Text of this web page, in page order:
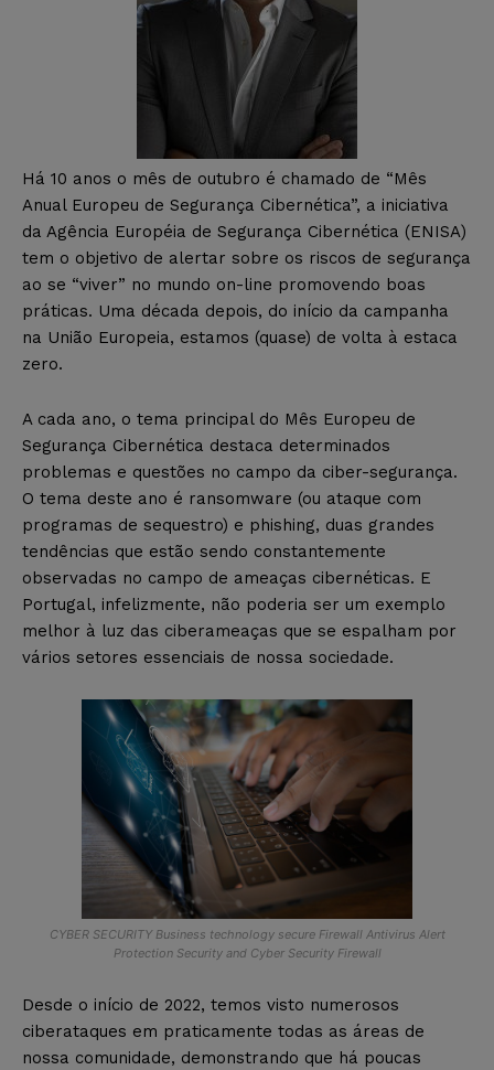
Há 10 anos o mês de outubro é chamado de “Mês
Anual Europeu de Segurança Cibernética”, a iniciativa
da Agência Européia de Segurança Cibernética (ENISA)
tem o objetivo de alertar sobre os riscos de segurança
ao se “viver” no mundo on-line promovendo boas
práticas. Uma década depois, do início da campanha
na União Europeia, estamos (quase) de volta à estaca
zero.
A cada ano, o tema principal do Mês Europeu de
Segurança Cibernética destaca determinados
problemas e questões no campo da ciber-segurança.
O tema deste ano é ransomware (ou ataque com
programas de sequestro) e phishing, duas grandes
tendências que estão sendo constantemente
observadas no campo de ameaças cibernéticas. E
Portugal, infelizmente, não poderia ser um exemplo
melhor à luz das ciberameaças que se espalham por
vários setores essenciais de nossa sociedade.
CYBER SECURITY Business technology secure Firewall Antivirus Alert
Protection Security and Cyber Security Firewall
Desde o início de 2022, temos visto numerosos
ciberataques em praticamente todas as áreas de
nossa comunidade, demonstrando que há poucas